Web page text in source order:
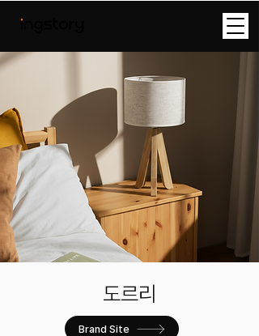
​도르리
Brand Site